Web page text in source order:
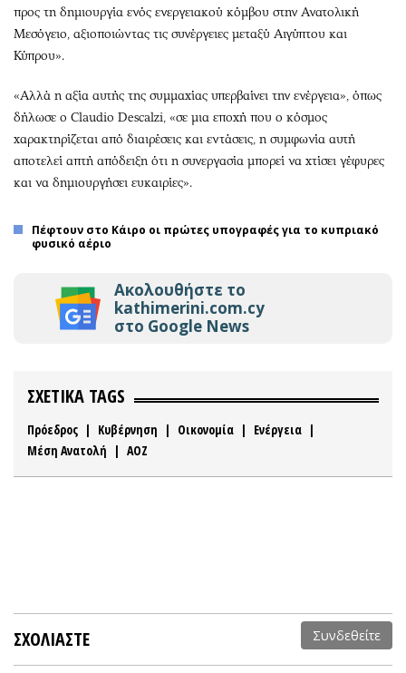
προς τη δημιουργία ενός ενεργειακού κόμβου στην Ανατολική
Μεσόγειο, αξιοποιώντας τις συνέργειες μεταξύ Αιγύπτου και
Κύπρου».
«Αλλά η αξία αυτής της συμμαχίας υπερβαίνει την ενέργεια», όπως
δήλωσε ο Claudio Descalzi, «σε μια εποχή που ο κόσμος
χαρακτηρίζεται από διαιρέσεις και εντάσεις, η συμφωνία αυτή
αποτελεί απτή απόδειξη ότι η συνεργασία μπορεί να χτίσει γέφυρες
και να δημιουργήσει ευκαιρίες».
Πέφτουν στο Κάιρο οι πρώτες υπογραφές για το κυπριακό
φυσικό αέριο
Ακολουθήστε το
kathimerini.com.cy
στο Google News
ΣΧΕΤΙΚΑ TAGS
Πρόεδρος | Κυβέρνηση | Οικονομία | Ενέργεια |
Μέση Ανατολή | ΑΟΖ
ΣΧΟΛΙΑΣΤΕ Συνδεθείτε